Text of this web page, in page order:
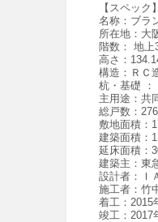
【スペック】
名称： ブラ
所在地： 大
階数： 地上
高さ：
構造 ： ＲＣ
杭・基礎
：
主用途： 共
総戸数：
敷地面積：
建築面積：
延床面積：
建築主： 東
設計者：
Ｉ
施工者： 竹
着工： 2015
竣工： 2017